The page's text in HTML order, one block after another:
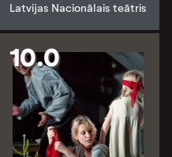
Latvijas Nacionālais teātris
10.0